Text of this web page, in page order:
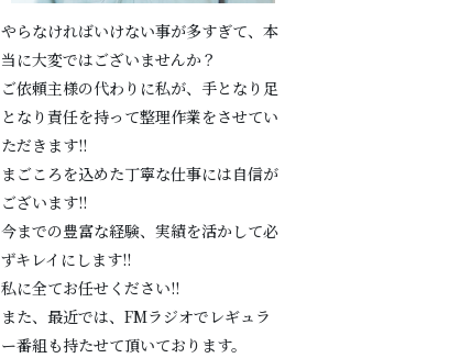
やらなければいけない事が多すぎて、本
当に大変ではございませんか？
ご依頼主様の代わりに私が、手となり足
となり責任を持って整理作業をさせてい
ただきます!!
まごころを込めた丁寧な仕事には自信が
ございます!!
今までの豊富な経験、実績を活かして必
ずキレイにします!!
私に全てお任せください!!
また、最近では、FMラジオでレギュラ
ー番組も持たせて頂いております。